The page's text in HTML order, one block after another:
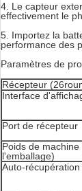
4. Le capteur
effectivement le
5. Importez la
performance des
Paramètres de
Récepteur
Interface
Port de récepteur
Poids de
l'emballage)
Auto-